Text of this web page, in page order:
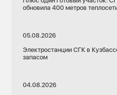
обновила 400 метров
05.08.2026
Электростанции СГК в
запасом
04.08.2026